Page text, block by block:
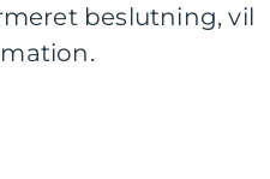
beslutning, vil